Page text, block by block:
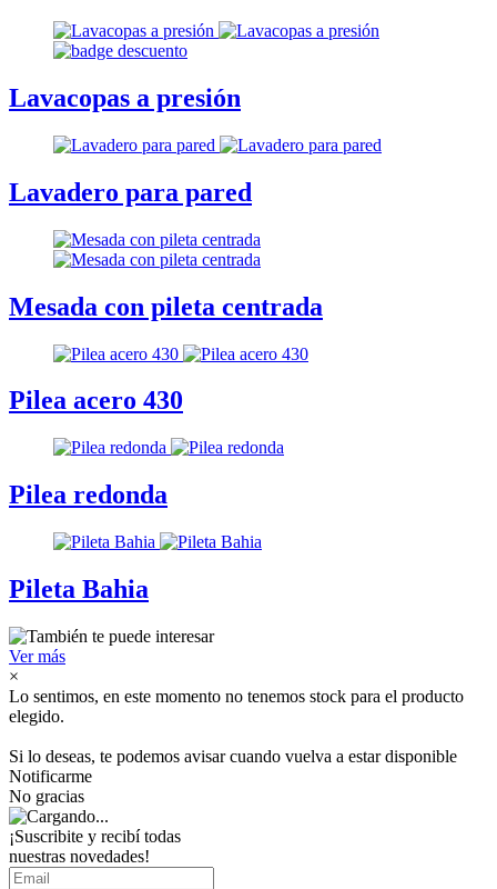
Lavacopas a presión
Lavadero para pared
Mesada con pileta centrada
Pilea acero 430
Pilea redonda
Pileta Bahia
Ver más
×
Lo sentimos, en este momento no tenemos stock para el producto
elegido.
Si lo deseas, te podemos avisar cuando vuelva a estar disponible
Notificarme
No gracias
¡Suscribite y recibí todas
nuestras novedades!